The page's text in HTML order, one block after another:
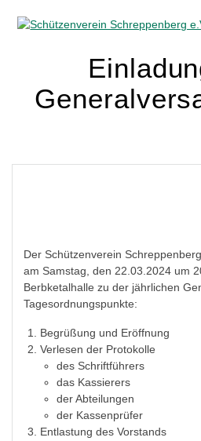
to
Der Schützenverein
am Samstag, den 22.03.2024 um
Berbketalhalle zu der jährlichen
Tagesordnungspunkte:
Begrüßung und Eröffnung
Verlesen der Protokolle
des Schriftführers
das Kassierers
der Abteilungen
der Kassenprüfer
Entlastung des Vorstands